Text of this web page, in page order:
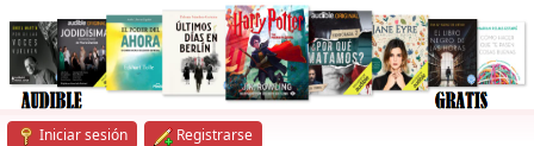
Iniciar sesión Registrarse